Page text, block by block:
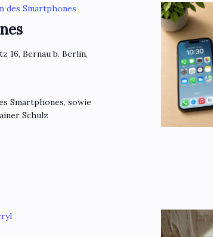
des Smartphones
16, Bernau b. Berlin,
Smartphones, sowie
Schulz